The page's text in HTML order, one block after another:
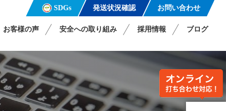
お客様の声 安全への取り組み 採用情報 ブログ
SDGs 発送状況確認 お問い合わせ